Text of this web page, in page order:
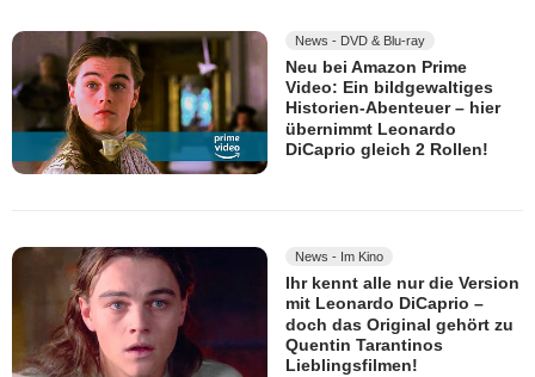
News - DVD & Blu-ray
Neu bei Amazon Prime
Video: Ein bildgewaltiges
Historien-Abenteuer – hier
übernimmt Leonardo
DiCaprio gleich 2 Rollen!
News - Im Kino
Ihr kennt alle nur die Version
mit Leonardo DiCaprio –
doch das Original gehört zu
Quentin Tarantinos
Lieblingsfilmen!